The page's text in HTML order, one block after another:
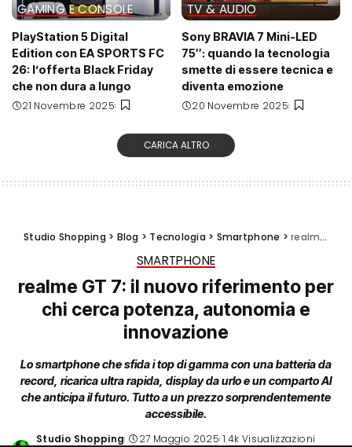
GAMING E CONSOLE
PlayStation 5 Digital
Edition con EA SPORTS FC
26: l’offerta Black Friday
che non dura a lungo
21 Novembre 2025
TV & AUDIO
Sony BRAVIA 7 Mini-LED
75″: quando la tecnologia
smette di essere tecnica e
diventa emozione
20 Novembre 2025
CARICA ALTRO
Studio Shopping > Blog > Tecnologia > Smartphone >realme GT 7: il nuovo riferimento per chi cerca potenza, autonomia e innovazione
SMARTPHONE
realme GT 7: il nuovo riferimento per
chi cerca potenza, autonomia e
innovazione
Lo smartphone che sfida i top di gamma con una batteria da
record, ricarica ultra rapida, display da urlo e un comparto AI
che anticipa il futuro. Tutto a un prezzo sorprendentemente
accessibile.
Studio Shopping 27 Maggio 2025 1.4k Visualizzazioni